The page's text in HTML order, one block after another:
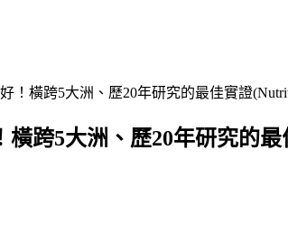
橫跨5大洲、歷20年研究的最佳實證
跨5大洲、歷20年研究的